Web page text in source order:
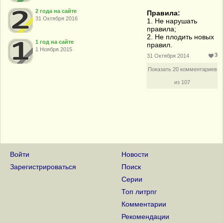
2 года на сайте
31 Октября 2016
1 год на сайте
1 Ноября 2015
Правила:
1. Не нарушать
правила;
2. Не плодить новых
правил.
31 Октября 2014 3
Показать 20 комментариев
из 107
Войти
Зарегистрироваться
Новости
Поиск
Серии
Топ литрпг
Комментарии
Рекомендации